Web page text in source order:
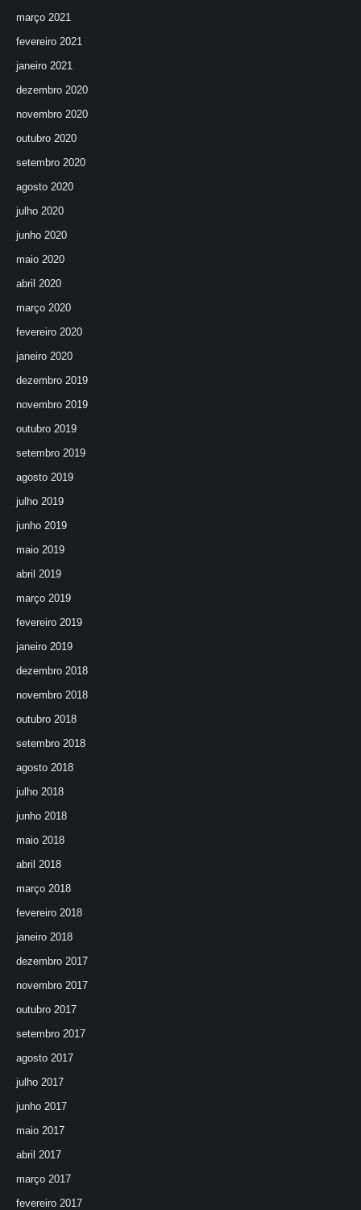
março 2021
fevereiro 2021
janeiro 2021
dezembro 2020
novembro 2020
outubro 2020
setembro 2020
agosto 2020
julho 2020
junho 2020
maio 2020
abril 2020
março 2020
fevereiro 2020
janeiro 2020
dezembro 2019
novembro 2019
outubro 2019
setembro 2019
agosto 2019
julho 2019
junho 2019
maio 2019
abril 2019
março 2019
fevereiro 2019
janeiro 2019
dezembro 2018
novembro 2018
outubro 2018
setembro 2018
agosto 2018
julho 2018
junho 2018
maio 2018
abril 2018
março 2018
fevereiro 2018
janeiro 2018
dezembro 2017
novembro 2017
outubro 2017
setembro 2017
agosto 2017
julho 2017
junho 2017
maio 2017
abril 2017
março 2017
fevereiro 2017